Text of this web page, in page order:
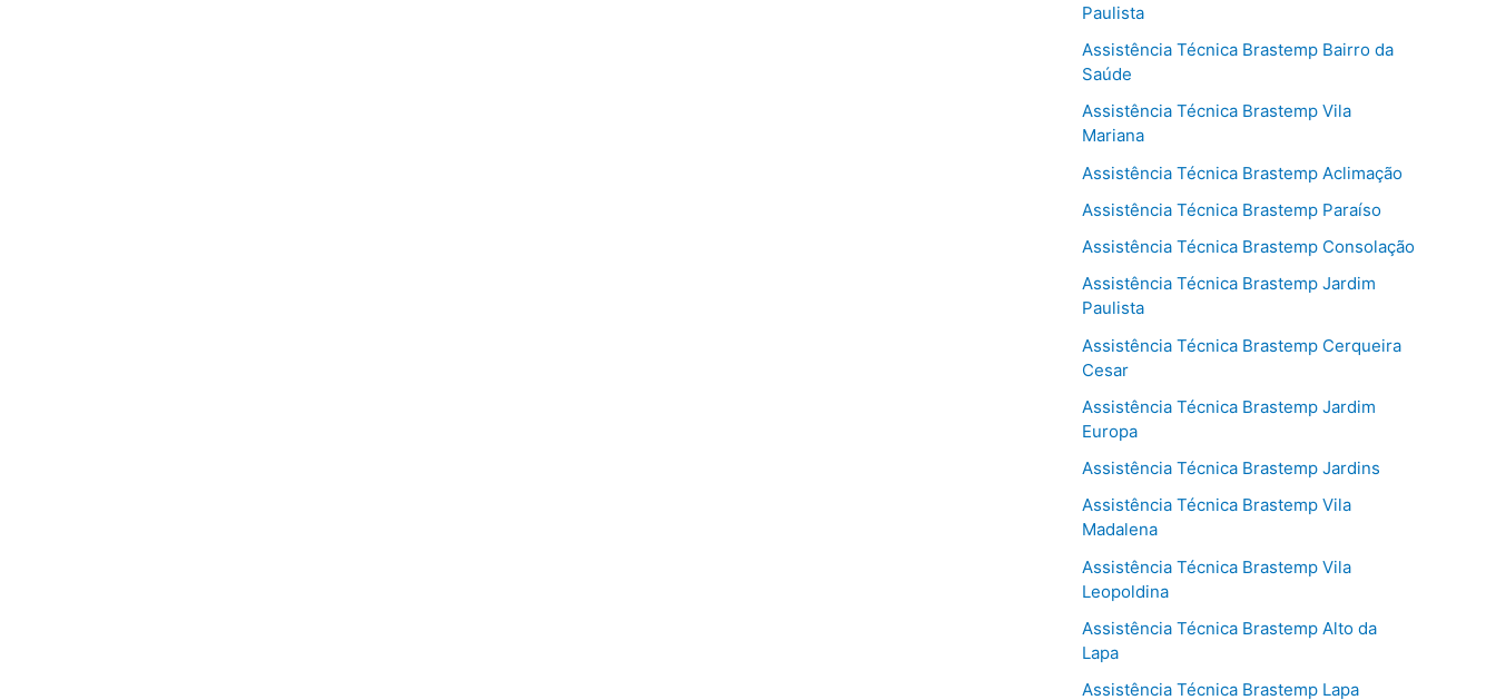
Paulista
Assistência Técnica Brastemp Bairro da
Saúde
Assistência Técnica Brastemp Vila
Mariana
Assistência Técnica Brastemp Aclimação
Assistência Técnica Brastemp Paraíso
Assistência Técnica Brastemp Consolação
Assistência Técnica Brastemp Jardim
Paulista
Assistência Técnica Brastemp Cerqueira
Cesar
Assistência Técnica Brastemp Jardim
Europa
Assistência Técnica Brastemp Jardins
Assistência Técnica Brastemp Vila
Madalena
Assistência Técnica Brastemp Vila
Leopoldina
Assistência Técnica Brastemp Alto da
Lapa
Assistência Técnica Brastemp Lapa